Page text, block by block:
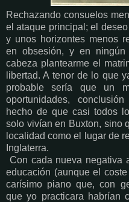
Rechazando consuelos
el ataque principal; el
y unos horizontes menos
en obsesión, y en
cabeza plantearme el
libertad. A tenor de lo que
probable sería que un
oportunidades,
hecho de que casi todos
solo vivían en Buxton, sino
localidad como el lugar de
Inglaterra.
Con cada nueva negativa
educación (aunque el
carísimo piano que, con
que yo practicara habrían